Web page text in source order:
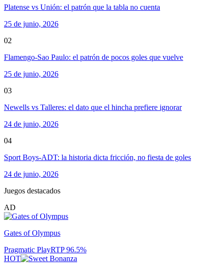
Platense vs Unión: el patrón que la tabla no cuenta
25 de junio, 2026
02
Flamengo-Sao Paulo: el patrón de pocos goles que vuelve
25 de junio, 2026
03
Newells vs Talleres: el dato que el hincha prefiere ignorar
24 de junio, 2026
04
Sport Boys-ADT: la historia dicta fricción, no fiesta de goles
24 de junio, 2026
Juegos destacados
AD
Gates of Olympus
Pragmatic PlayRTP96.5%
HOT